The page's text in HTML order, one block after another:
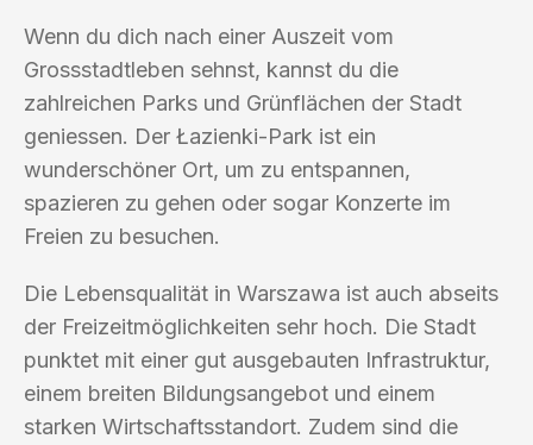
Wenn du dich nach einer Auszeit vom
Grossstadtleben sehnst, kannst du die
zahlreichen Parks und Grünflächen der Stadt
geniessen. Der Łazienki-Park ist ein
wunderschöner Ort, um zu entspannen,
spazieren zu gehen oder sogar Konzerte im
Freien zu besuchen.
Die Lebensqualität in Warszawa ist auch abseits
der Freizeitmöglichkeiten sehr hoch. Die Stadt
punktet mit einer gut ausgebauten Infrastruktur,
einem breiten Bildungsangebot und einem
starken Wirtschaftsstandort. Zudem sind die